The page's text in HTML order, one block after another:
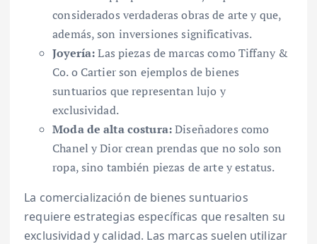
considerados verdaderas obras de arte y que,
además, son inversiones significativas.
Joyería:Las piezas de marcas como Tiffany &
Co. o Cartier son ejemplos de bienes
suntuarios que representan lujo y
exclusividad.
Moda de alta costura:Diseñadores como
Chanel y Dior crean prendas que no solo son
ropa, sino también piezas de arte y estatus.
La comercialización de bienes suntuarios
requiere estrategias específicas que resalten su
exclusividad y calidad. Las marcas suelen utilizar